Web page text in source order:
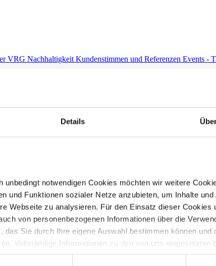
Details
unbedingt notwendigen Cookies möchten wir weitere
und Funktionen sozialer Netze anzubieten, um Inhalte und
Webseite zu analysieren. Für den Einsatz dieser Cookies
von personenbezogenen Informationen über die
Sie durch Ihre eigene Auswahl bestimmen können und
Vollständige Informationen zu den von uns eingesetzten
in unserer Datenschutzerklärung.
VRG Nachhaltigkeit Kundenstimmen und Referenzen Events -